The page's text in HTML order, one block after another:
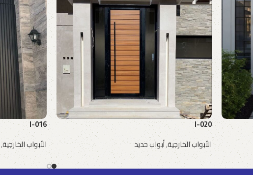
I-020
الأبواب الخارجية,أبواب حديد
طلب عرض سعر
I-016
الأبواب الخارجية,
طلب عرض سعر